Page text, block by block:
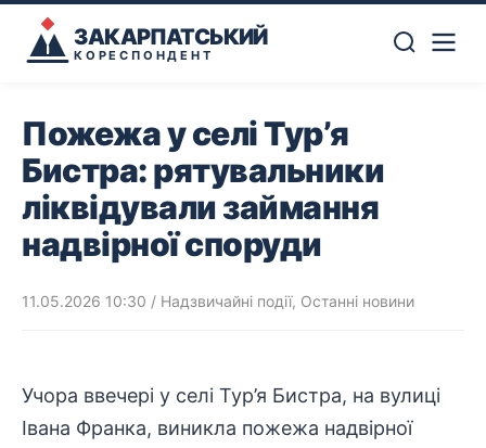
ЗАКАРПАТСЬКИЙ
КОРЕСПОНДЕНТ
Пожежа у селі Тур’я
Бистра: рятувальники
ліквідували займання
надвірної споруди
11.05.2026 10:30 / Надзвичайні події, Останні новини
Учора ввечері у селі Тур’я Бистра, на вулиці
Івана Франка, виникла пожежа надвірної